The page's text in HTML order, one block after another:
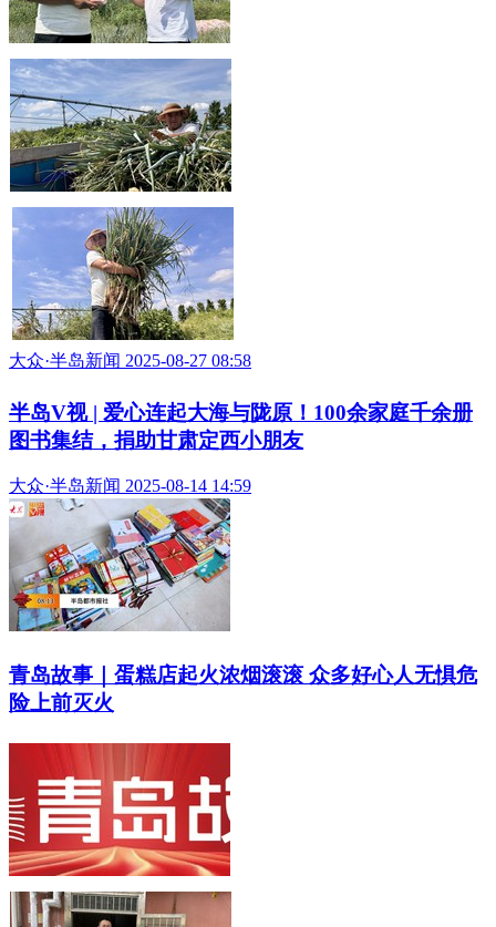
大众·半岛新闻 2025-08-27 08:58
半岛V视 | 爱心连起大海与陇原！100余家庭千余册
图书集结，捐助甘肃定西小朋友
大众·半岛新闻 2025-08-14 14:59
青岛故事｜蛋糕店起火浓烟滚滚 众多好心人无惧危
险上前灭火